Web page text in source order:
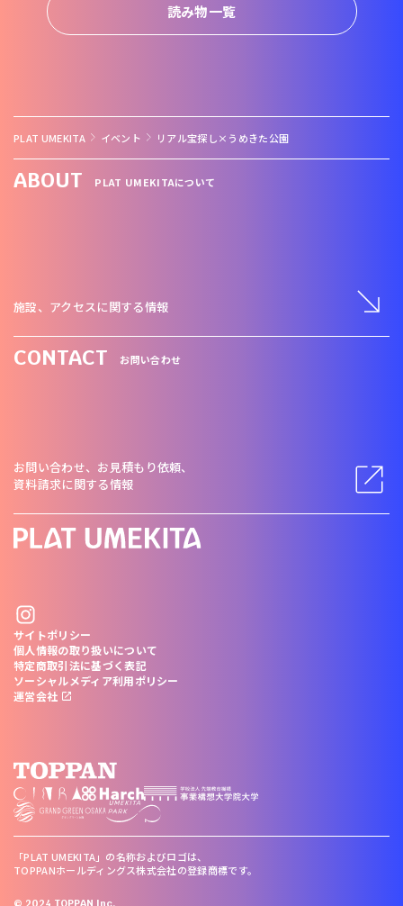
読み物一覧
PLAT UMEKITA イベント リアル宝探し×うめきた公園
ABOUT PLAT UMEKITAについて
施設、アクセスに関する情報
CONTACT お問い合わせ
お問い合わせ、お見積もり依頼、
資料請求に関する情報
サイトポリシー
個人情報の取り扱いについて
特定商取引法に基づく表記
ソーシャルメディア利用ポリシー
運営会社
「PLAT UMEKITA」の名称およびロゴは、
TOPPANホールディングス株式会社の登録商標です。
© 2024 TOPPAN Inc.